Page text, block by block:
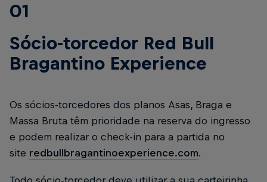
01
Sócio-torcedor Red Bull
Bragantino Experience
Os sócios-torcedores dos planos Asas, Braga e
Massa Bruta têm prioridade na reserva do ingresso
e podem realizar o check-in para a partida no
site redbullbragantinoexperience.com.